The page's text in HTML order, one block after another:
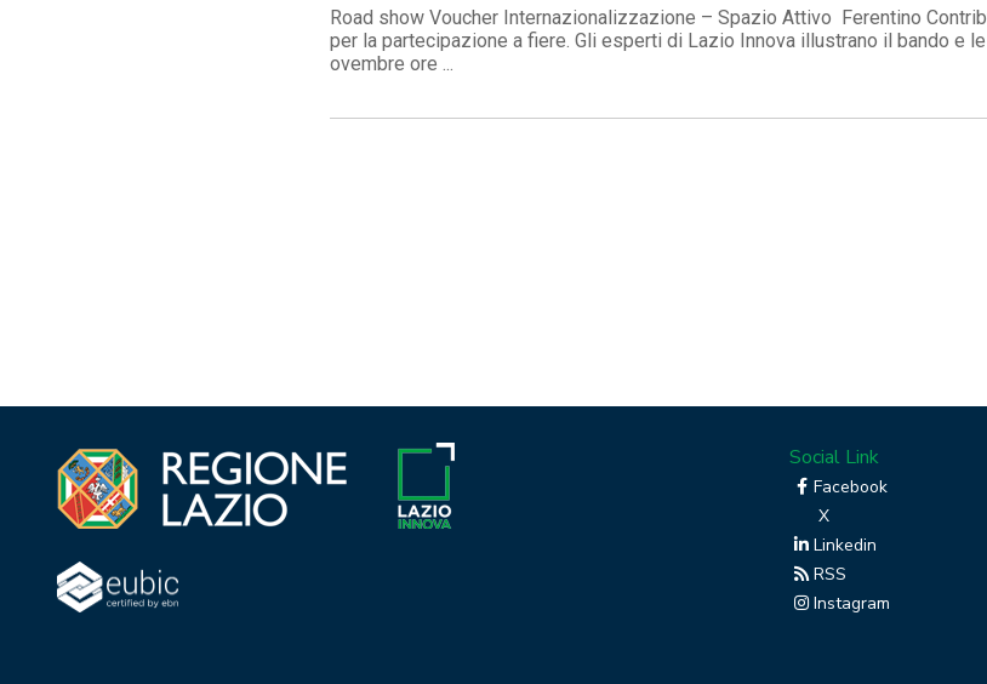
Road show Voucher Internazionalizzazione – Spazio Attivo Ferentino
per la partecipazione a fiere. Gli esperti di Lazio Innova illustrano il bando e
ovembre ore ...
Social Link
Facebook
X
Linkedin
RSS
Instagram